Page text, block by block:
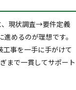
、現状調査→要件定義
めるのが理想です。
事を一手に手がけて
まで一貫してサポート